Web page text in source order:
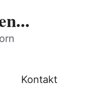
Kontakt